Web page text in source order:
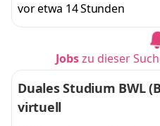
vor etwa 14 Stunden
Jobszu dieser
Duales Studium BWL
virtuell